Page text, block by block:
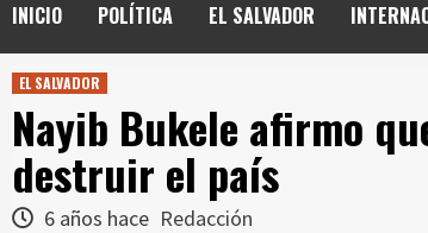
INICIO POLÍTICA EL SALVADOR
EL SALVADOR
Nayib Bukele afirmo
destruir el país
6 años hace Redacción